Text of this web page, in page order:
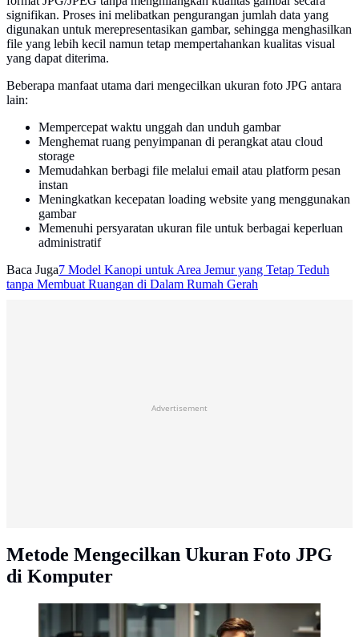
signifikan. Proses ini melibatkan pengurangan jumlah data yang
digunakan untuk merepresentasikan gambar, sehingga menghasilkan
file yang lebih kecil namun tetap mempertahankan kualitas visual
yang dapat diterima.
Beberapa manfaat utama dari mengecilkan ukuran foto JPG antara
lain:
Mempercepat waktu unggah dan unduh gambar
Menghemat ruang penyimpanan di perangkat atau cloud
storage
Memudahkan berbagi file melalui email atau platform pesan
instan
Meningkatkan kecepatan loading website yang menggunakan
gambar
Memenuhi persyaratan ukuran file untuk berbagai keperluan
administratif
Baca Juga7 Model Kanopi untuk Area Jemur yang Tetap Teduh
tanpa Membuat Ruangan di Dalam Rumah Gerah
Advertisement
Metode Mengecilkan Ukuran Foto JPG
di Komputer
cara mengubah ukuran foto menjadi 100kb ©Ilustrasi
dibuat AI